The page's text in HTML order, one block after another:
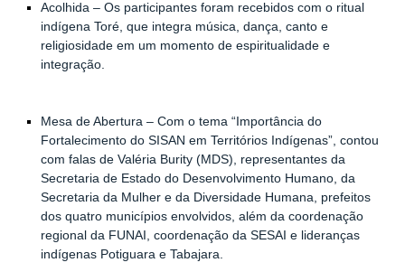
Acolhida– Os participantes foram recebidos com o ritual
indígena Toré, que integra música, dança, canto e
religiosidade em um momento de espiritualidade e
integração.
Mesa de Abertura – Com o tema “Importância do
Fortalecimento do SISAN em Territórios Indígenas”, contou
com falas de Valéria Burity (MDS), representantes da
Secretaria de Estado do Desenvolvimento Humano, da
Secretaria da Mulher e da Diversidade Humana, prefeitos
dos quatro municípios envolvidos, além da coordenação
regional da FUNAI, coordenação da SESAI e lideranças
indígenas Potiguara e Tabajara.